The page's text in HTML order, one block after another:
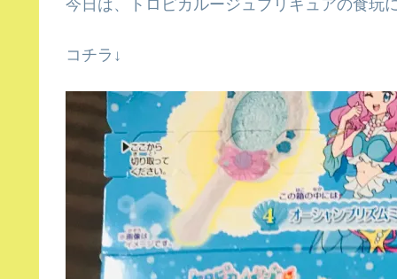
今日は、トロピカルージュプリキュアの食玩
コチラ↓